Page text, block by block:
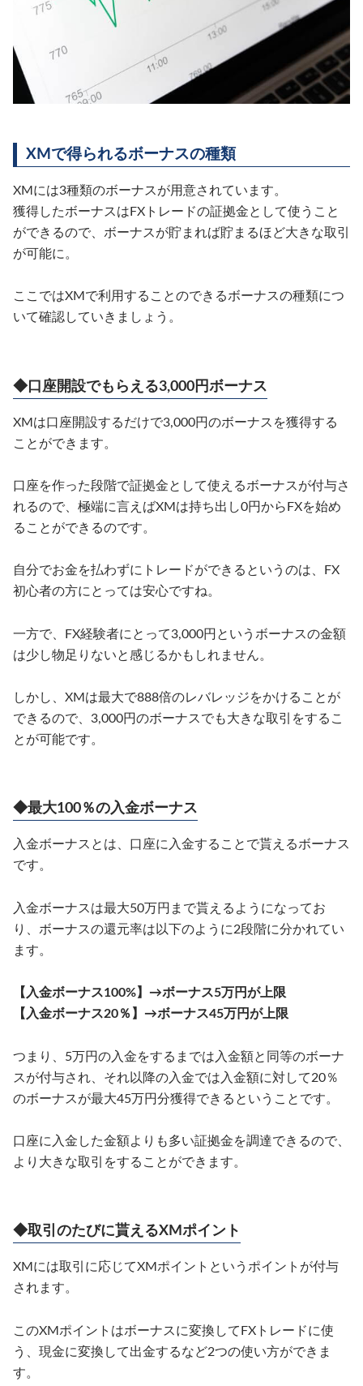
XMで得られるボーナスの種類
XMには3種類のボーナスが用意されています。
獲得したボーナスはFXトレードの証拠金として使うこと
ができるので、ボーナスが貯まれば貯まるほど大きな取引
が可能に。
ここではXMで利用することのできるボーナスの種類につ
いて確認していきましょう。
◆口座開設でもらえる3,000円ボーナス
XMは口座開設するだけで3,000円のボーナスを獲得する
ことができます。
口座を作った段階で証拠金として使えるボーナスが付与さ
れるので、極端に言えばXMは持ち出し0円からFXを始め
ることができるのです。
自分でお金を払わずにトレードができるというのは、FX
初心者の方にとっては安心ですね。
一方で、FX経験者にとって3,000円というボーナスの金額
は少し物足りないと感じるかもしれません。
しかし、XMは最大で888倍のレバレッジをかけることが
できるので、3,000円のボーナスでも大きな取引をするこ
とが可能です。
◆最大100％の入金ボーナス
入金ボーナスとは、口座に入金することで貰えるボーナス
です。
入金ボーナスは最大50万円まで貰えるようになってお
り、ボーナスの還元率は以下のように2段階に分かれてい
ます。
【入金ボーナス100%】→ボーナス5万円が上限
【入金ボーナス20％】→ボーナス45万円が上限
つまり、5万円の入金をするまでは入金額と同等のボーナ
スが付与され、それ以降の入金では入金額に対して20％
のボーナスが最大45万円分獲得できるということです。
口座に入金した金額よりも多い証拠金を調達できるので、
より大きな取引をすることができます。
◆取引のたびに貰えるXMポイント
XMには取引に応じてXMポイントというポイントが付与
されます。
このXMポイントはボーナスに変換してFXトレードに使
う、現金に変換して出金するなど2つの使い方ができま
す。